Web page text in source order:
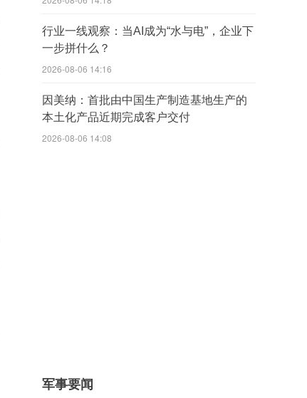
行业一线观察：当AI成为“水与电”，企业下
一步拼什么？
2026-08-06 14:16
因美纳：首批由中国生产制造基地生产的
本土化产品近期完成客户交付
2026-08-06 14:08
军事要闻